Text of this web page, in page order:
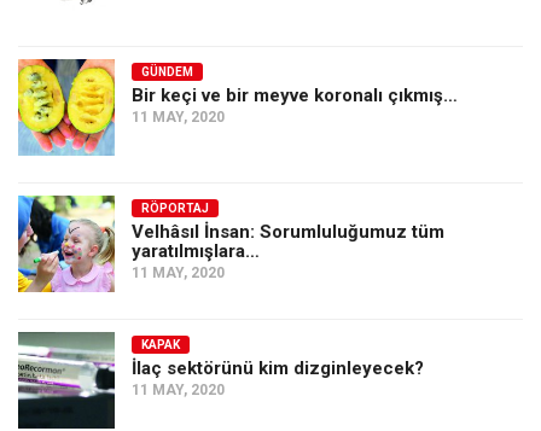
GÜNDEM
Bir keçi ve bir meyve koronalı çıkmış…
11 MAY, 2020
RÖPORTAJ
Velhâsıl İnsan: Sorumluluğumuz tüm
yaratılmışlara…
11 MAY, 2020
KAPAK
İlaç sektörünü kim dizginleyecek?
11 MAY, 2020